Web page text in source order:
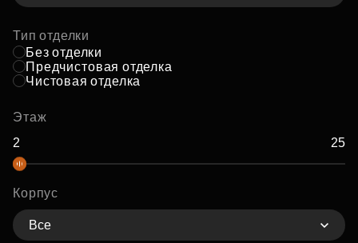
Тип отделки
Без отделки
Предчистовая отделка
Чистовая отделка
Этаж
Корпус
Все